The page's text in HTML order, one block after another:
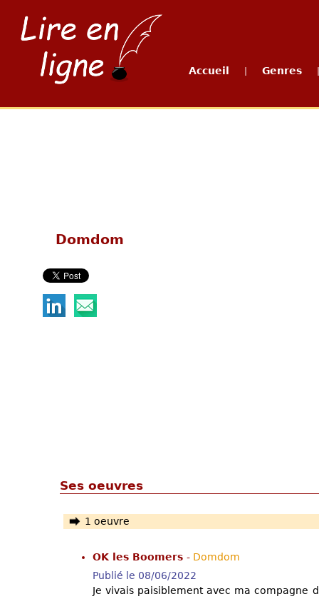
Accueil Genres
Domdom
Ses oeuvres
1 oeuvre
OK les Boomers - Domdom
Publié le 08/06/2022
Je vivais paisiblement avec ma compagne